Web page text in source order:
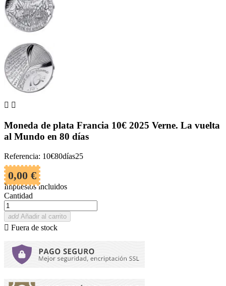
 
Moneda de plata Francia 10€ 2025 Verne. La vuelta
al Mundo en 80 días
Referencia: 10€80días25
0,00 €
Impuestos incluidos
Cantidad
add Añadir al carrito
 Fuera de stock